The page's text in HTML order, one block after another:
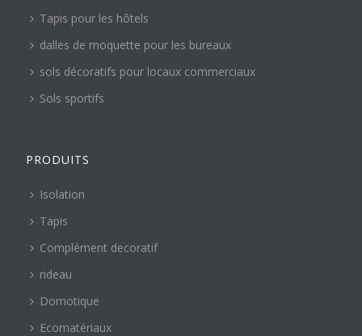
Tapis pour les hôtels
dalles de moquette pour les bureaux
sols décoratifs pour locaux commerciaux
Sols sportifs
PRODUITS
Isolation
Tapis
Complément decoratif
rideau
Domotique
Ecomatériaux